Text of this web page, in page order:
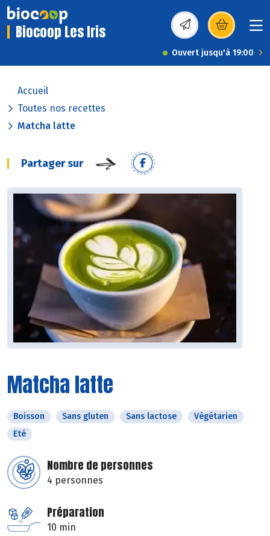
Biocoop Les Iris (s’ouvre dans une
Ouvert jusqu'à 19:00
Accueil
Toutes nos recettes
Matcha latte
Partager sur
Matcha latte
Boisson Sans gluten Sans lactose
Végétarien
Eté
Nombre de personnes
4 personnes
Préparation
10 min